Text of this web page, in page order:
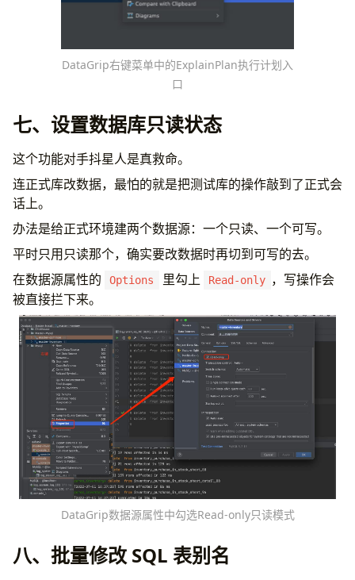
DataGrip右键菜单中的ExplainPlan执行计划入
口
七、设置数据库只读状态
这个功能对手抖星人是真救命。
连正式库改数据，最怕的就是把测试库的操作敲到了正式会
话上。
办法是给正式环境建两个数据源：一个只读、一个可写。
平时只用只读那个，确实要改数据时再切到可写的去。
在数据源属性的
Options 里勾上 Read-only ，写操作会
被直接拦下来。
DataGrip数据源属性中勾选Read-only只读模式
八、批量修改 SQL 表别名